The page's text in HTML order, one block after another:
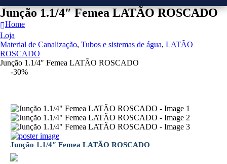
Junção 1.1/4″ Femea LATÃO ROSCADO
Home
Loja
Material de Canalização, Tubos e sistemas de água, LATÃO
ROSCADO
Junção 1.1/4″ Femea LATÃO ROSCADO
-30%
Junção 1.1/4″ Femea LATÃO ROSCADO